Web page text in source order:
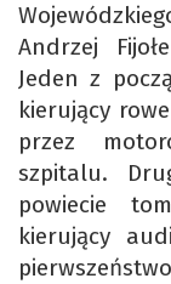
Andrzej
Jeden z
kierujący
przez
szpitalu.
powiecie
kierujący